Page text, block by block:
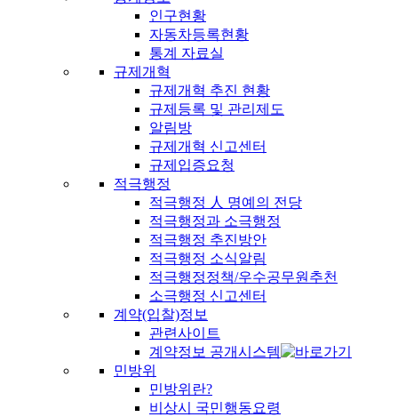
인구현황
자동차등록현황
통계 자료실
규제개혁
규제개혁 추진 현황
규제등록 및 관리제도
알림방
규제개혁 신고센터
규제입증요청
적극행정
적극행정 人 명예의 전당
적극행정과 소극행정
적극행정 추진방안
적극행정 소식알림
적극행정정책/우수공무원추천
소극행정 신고센터
계약(입찰)정보
관련사이트
계약정보 공개시스템
민방위
민방위란?
비상시 국민행동요령